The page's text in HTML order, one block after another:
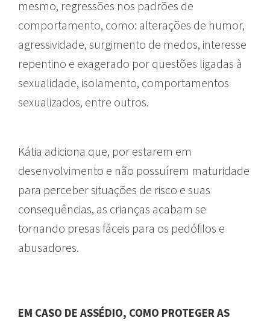
mesmo, regressões nos padrões de
comportamento, como: alterações de humor,
agressividade, surgimento de medos, interesse
repentino e exagerado por questões ligadas à
sexualidade, isolamento, comportamentos
sexualizados, entre outros.
Kátia adiciona que, por estarem em
desenvolvimento e não possuírem maturidade
para perceber situações de risco e suas
consequências, as crianças acabam se
tornando presas fáceis para os pedófilos e
abusadores.
EM CASO DE ASSÉDIO, COMO PROTEGER AS